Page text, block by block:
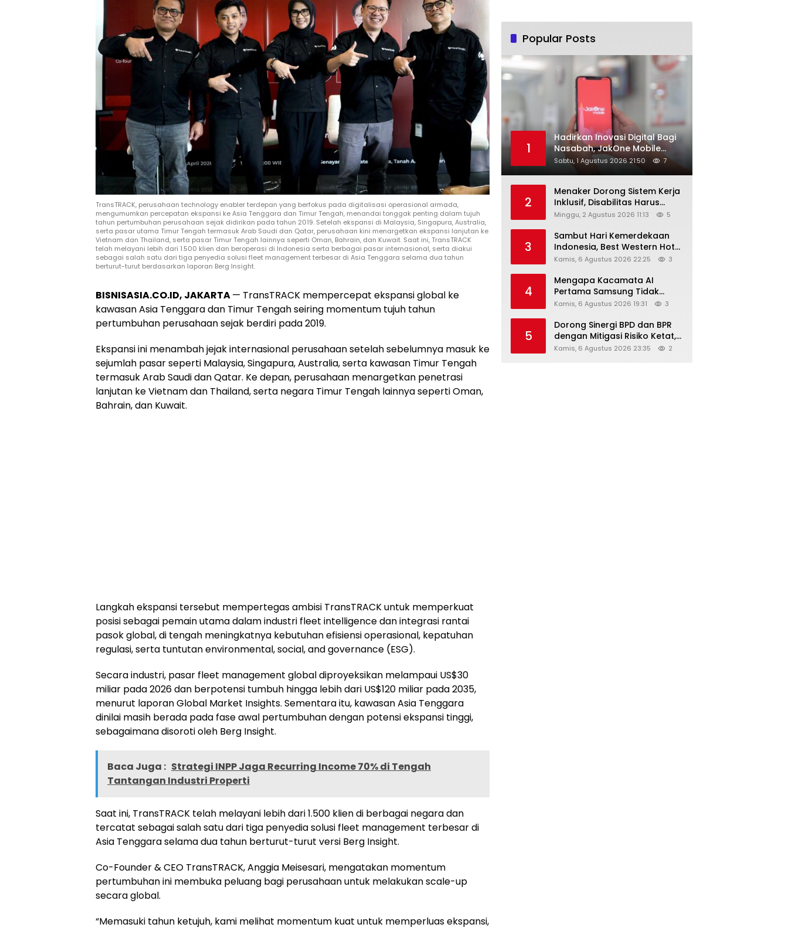
TransTRACK, perusahaan technology enabler terdepan yang berfokus pada digitalisasi operasional armada,
mengumumkan percepatan ekspansi ke Asia Tenggara dan Timur Tengah, menandai tonggak penting dalam tujuh
tahun pertumbuhan perusahaan sejak didirikan pada tahun 2019. Setelah ekspansi di Malaysia, Singapura, Australia,
serta pasar utama Timur Tengah termasuk Arab Saudi dan Qatar, perusahaan kini menargetkan ekspansi lanjutan ke
Vietnam dan Thailand, serta pasar Timur Tengah lainnya seperti Oman, Bahrain, dan Kuwait. Saat ini, TransTRACK
telah melayani lebih dari 1.500 klien dan beroperasi di Indonesia serta berbagai pasar internasional, serta diakui
sebagai salah satu dari tiga penyedia solusi fleet management terbesar di Asia Tenggara selama dua tahun
berturut-turut berdasarkan laporan Berg Insight.
BISNISASIA.CO.ID, JAKARTA— TransTRACK mempercepat ekspansi global ke
kawasan Asia Tenggara dan Timur Tengah seiring momentum tujuh tahun
pertumbuhan perusahaan sejak berdiri pada 2019.
Ekspansi ini menambah jejak internasional perusahaan setelah sebelumnya masuk ke
sejumlah pasar seperti Malaysia, Singapura, Australia, serta kawasan Timur Tengah
termasuk Arab Saudi dan Qatar. Ke depan, perusahaan menargetkan penetrasi
lanjutan ke Vietnam dan Thailand, serta negara Timur Tengah lainnya seperti Oman,
Bahrain, dan Kuwait.
Langkah ekspansi tersebut mempertegas ambisi TransTRACK untuk memperkuat
posisi sebagai pemain utama dalam industri fleet intelligence dan integrasi rantai
pasok global, di tengah meningkatnya kebutuhan efisiensi operasional, kepatuhan
regulasi, serta tuntutan environmental, social, and governance (ESG).
Secara industri, pasar fleet management global diproyeksikan melampaui US$30
miliar pada 2026 dan berpotensi tumbuh hingga lebih dari US$120 miliar pada 2035,
menurut laporan Global Market Insights. Sementara itu, kawasan Asia Tenggara
dinilai masih berada pada fase awal pertumbuhan dengan potensi ekspansi tinggi,
sebagaimana disoroti oleh Berg Insight.
Baca Juga : Strategi INPP Jaga Recurring Income 70% di Tengah
Tantangan Industri Properti
Saat ini, TransTRACK telah melayani lebih dari 1.500 klien di berbagai negara dan
tercatat sebagai salah satu dari tiga penyedia solusi fleet management terbesar di
Asia Tenggara selama dua tahun berturut-turut versi Berg Insight.
Co-Founder & CEO TransTRACK, Anggia Meisesari, mengatakan momentum
pertumbuhan ini membuka peluang bagi perusahaan untuk melakukan scale-up
secara global.
“Memasuki tahun ketujuh, kami melihat momentum kuat untuk memperluas ekspansi,
Popular Posts
1
Hadirkan Inovasi Digital Bagi
Nasabah, JakOne Mobile
Antar Bank Jakarta Sukses
Raih Digital Excellence
Sabtu, 1 Agustus 2026 21:50 7
2
Menaker Dorong Sistem Kerja
Inklusif, Disabilitas Harus
Dapat Kesempatan Setara
Minggu, 2 Agustus 2026 11:13 5
3
Sambut Hari Kemerdekaan
Indonesia, Best Western Hotel
Hadirkan The Freedom Stay
Kamis, 6 Agustus 2026 22:25 3
4
Mengapa Kacamata AI
Pertama Samsung Tidak
Dibekali Layar?
Kamis, 6 Agustus 2026 19:31 3
5
Dorong Sinergi BPD dan BPR
dengan Mitigasi Risiko Ketat,
Ini Penjelasan Ketum
Kamis, 6 Agustus 2026 23:35 2